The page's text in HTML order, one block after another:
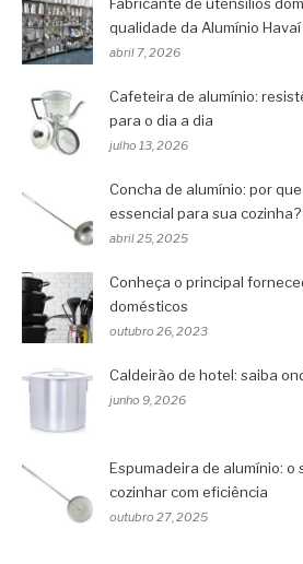
qualidade da Alumínio Havaí
abril 7, 2026
Cafeteira de alumínio:
para o dia a dia
julho 13, 2026
Concha de alumínio: por
essencial para sua cozinha?
abril 25, 2025
Conheça o principal
domésticos
outubro 26, 2023
Caldeirão de hotel: saiba
junho 9, 2026
Espumadeira de alumínio:
cozinhar com eficiência
outubro 27, 2025